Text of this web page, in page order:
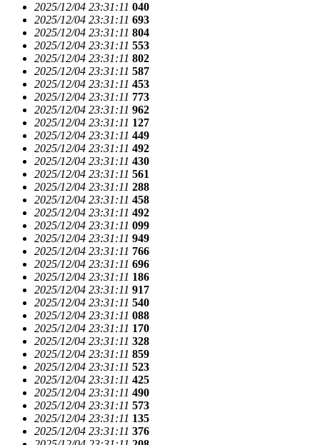
2025/12/04 23:31:11 040
2025/12/04 23:31:11 693
2025/12/04 23:31:11 804
2025/12/04 23:31:11 553
2025/12/04 23:31:11 802
2025/12/04 23:31:11 587
2025/12/04 23:31:11 453
2025/12/04 23:31:11 773
2025/12/04 23:31:11 962
2025/12/04 23:31:11 127
2025/12/04 23:31:11 449
2025/12/04 23:31:11 492
2025/12/04 23:31:11 430
2025/12/04 23:31:11 561
2025/12/04 23:31:11 288
2025/12/04 23:31:11 458
2025/12/04 23:31:11 492
2025/12/04 23:31:11 099
2025/12/04 23:31:11 949
2025/12/04 23:31:11 766
2025/12/04 23:31:11 696
2025/12/04 23:31:11 186
2025/12/04 23:31:11 917
2025/12/04 23:31:11 540
2025/12/04 23:31:11 088
2025/12/04 23:31:11 170
2025/12/04 23:31:11 328
2025/12/04 23:31:11 859
2025/12/04 23:31:11 523
2025/12/04 23:31:11 425
2025/12/04 23:31:11 490
2025/12/04 23:31:11 573
2025/12/04 23:31:11 135
2025/12/04 23:31:11 376